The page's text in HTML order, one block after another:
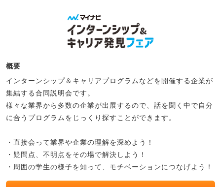
概要
インターンシップ＆キャリアプログラムなどを開催する企業が
集結する合同説明会です。
様々な業界から多数の企業が出展するので、話を聞く中で自分
に合うプログラムをじっくり探すことができます。
・直接会って業界や企業の理解を深めよう！
・疑問点、不明点をその場で解決しよう！
・周囲の学生の様子を知って、モチベーションにつなげよう！